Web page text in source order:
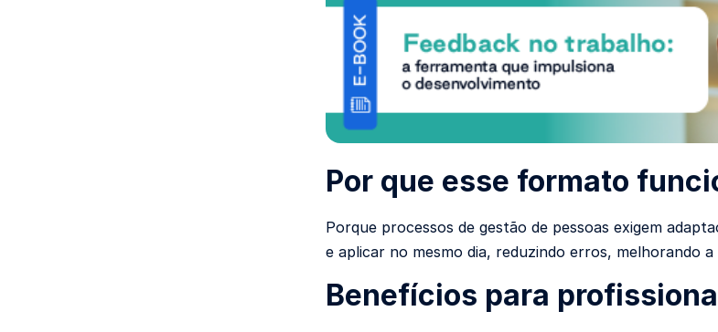
Por que esse formato
Porque processos de gestão de pessoas exigem
e aplicar no mesmo dia, reduzindo erros, melhorando
Benefícios para